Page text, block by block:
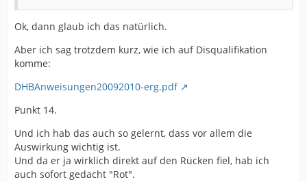
Ok, dann glaub ich das natürlich.
Aber ich sag trotzdem kurz, wie ich auf Disqualifikation
komme:
DHBAnweisungen20092010-erg.pdf
Punkt 14.
Und ich hab das auch so gelernt, dass vor allem die
Auswirkung wichtig ist.
Und da er ja wirklich direkt auf den Rücken fiel, hab ich
auch sofort gedacht "Rot".